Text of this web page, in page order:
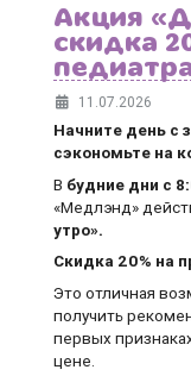
Акция
скидка
11.07.2026
Начните день с
сэкономьте на
В будние дни с
«Медлэнд»
утро».
Скидка 20% на
Это отличная
получить
первых
цене.